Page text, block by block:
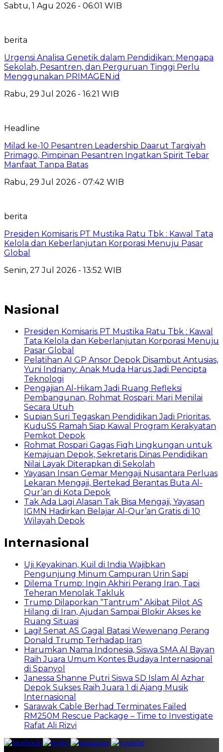
Sabtu, 1 Agu 2026 - 06:01 WIB
berita
Urgensi Analisa Genetik dalam Pendidikan: Mengapa
Sekolah, Pesantren, dan Perguruan Tinggi Perlu
Menggunakan PRIMAGEN.id
Rabu, 29 Jul 2026 - 16:21 WIB
Headline
Milad ke-10 Pesantren Leadership Daarut Tarqiyah
Primago, Pimpinan Pesantren Ingatkan Spirit Tebar
Manfaat Tanpa Batas
Rabu, 29 Jul 2026 - 07:42 WIB
berita
Presiden Komisaris PT Mustika Ratu Tbk : Kawal Tata
Kelola dan Keberlanjutan Korporasi Menuju Pasar
Global
Senin, 27 Jul 2026 - 13:52 WIB
Nasional
Presiden Komisaris PT Mustika Ratu Tbk : Kawal
Tata Kelola dan Keberlanjutan Korporasi Menuju
Pasar Global
Pelatihan AI GP Ansor Depok Disambut Antusias,
Yuni Indriany: Anak Muda Harus Jadi Pencipta
Teknologi
Pengajian Al-Hikam Jadi Ruang Refleksi
Pembangunan, Rohmat Rospari: Mari Menilai
Secara Utuh
Supian Suri Tegaskan Pendidikan Jadi Prioritas,
KuduSS Ramah Siap Kawal Program Kerakyatan
Pemkot Depok
Rohmat Rospari Gagas Fiqh Lingkungan untuk
Kemajuan Depok, Sekretaris Dinas Pendidikan
Nilai Layak Diterapkan di Sekolah
Yayasan Insan Gemar Mengaji Nusantara Perluas
Lekaran Mengaji, Bertekad Berantas Buta Al-
Qur’an di Kota Depok
Tak Ada Lagi Alasan Tak Bisa Mengaji, Yayasan
IGMN Hadirkan Belajar Al-Qur’an Gratis di 10
Wilayah Depok
Internasional
Uji Keyakinan, Kuil di India Wajibkan
Pengunjung Minum Campuran Urin Sapi
Dilema Trump: Ingin Akhiri Perang Iran, Tapi
Teheran Menolak Takluk
Trump Dilaporkan “Tantrum” Akibat Pilot AS
Hilang di Iran, Ajudan Sampai Blokir Akses ke
Ruang Situasi
Lagi! Senat AS Gagal Batasi Wewenang Perang
Donald Trump Terhadap Iran
Harumkan Nama Indonesia, Siswa SMA Al Bayan
Raih Juara Umum Kontes Budaya Internasional
di Spanyol
Janessa Shanne Putri Siswa SD Islam Al Azhar
Depok Sukses Raih Juara 1 di Ajang Musik
Internasional
Sarawak Cable Berhad Terminates Failed
RM250M Rescue Package – Time to Investigate
Rafat Ali Rizvi